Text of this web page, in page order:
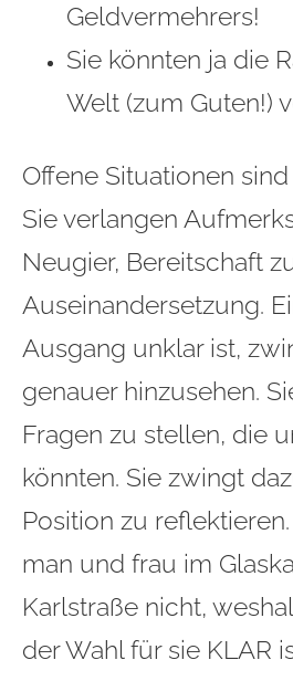
Geldvermehrers!
Sie könnten ja die
Welt (zum Guten!)
Offene Situationen
Sie verlangen
Neugier, Bereitschaft
Auseinandersetzung.
Ausgang unklar ist,
genauer hinzusehen.
Fragen zu stellen, die
könnten. Sie zwingt
Position zu
man und frau im
Karlstraße nicht,
der Wahl für sie KLAR